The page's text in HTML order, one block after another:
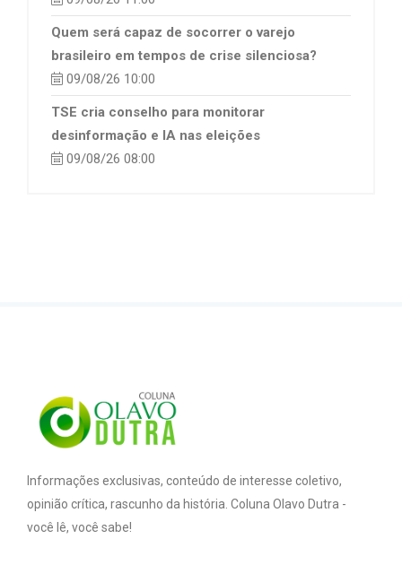
Quem será capaz de socorrer o varejo
brasileiro em tempos de crise silenciosa?
09/08/26 10:00
TSE cria conselho para monitorar
desinformação e IA nas eleições
09/08/26 08:00
Informações exclusivas, conteúdo de interesse coletivo,
opinião crítica, rascunho da história. Coluna Olavo Dutra -
você lê, você sabe!